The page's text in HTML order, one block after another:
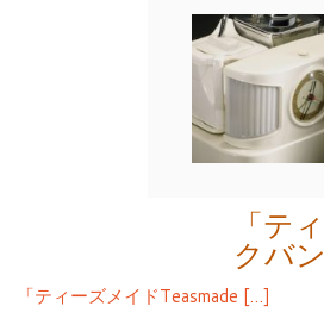
「テ
クバ
「ティーズメイドTeasmade […]